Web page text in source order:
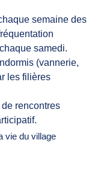
semaine des
samedi.
(vannerie,
les filières
rencontres
vie du village